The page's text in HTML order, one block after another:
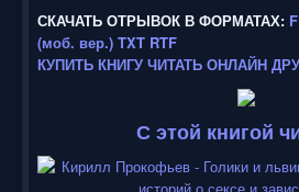
СКАЧАТЬ ОТРЫВОК В ФОРМАТАХ:
(моб. вер.) TXT RTF
КУПИТЬ КНИГУ ЧИТАТЬ ОНЛАЙН
С этой книгой